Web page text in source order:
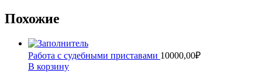
Похожие
Работа с судебными приставами 10000,00₽
В корзину